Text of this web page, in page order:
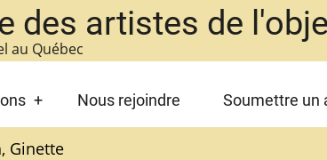
des artistes de
au Québec
Nous rejoindre Soumettre un
Ginette